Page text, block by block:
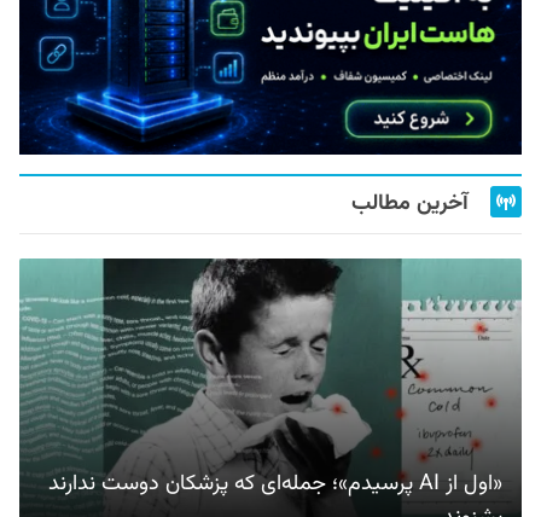
آخرین مطالب
«اول از AI پرسیدم»؛ جمله‌ای که پزشکان دوست ندارند